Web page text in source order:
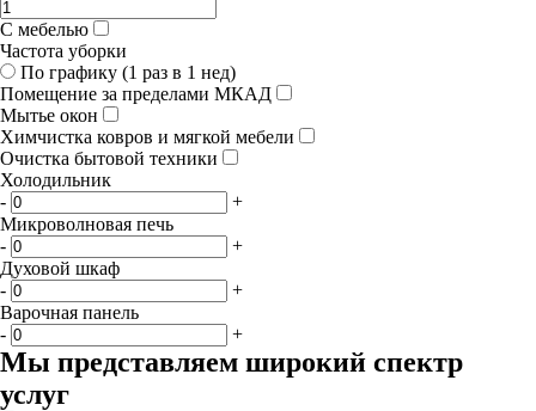
С мебелью
Частота уборки
По графику (1 раз в 1 нед)
Помещение за пределами МКАД
Мытье окон
Химчистка ковров и мягкой мебели
Очистка бытовой техники
Холодильник
-
+
Микроволновая печь
-
+
Духовой шкаф
-
+
Варочная панель
-
+
Мы представляем широкий спектр
услуг